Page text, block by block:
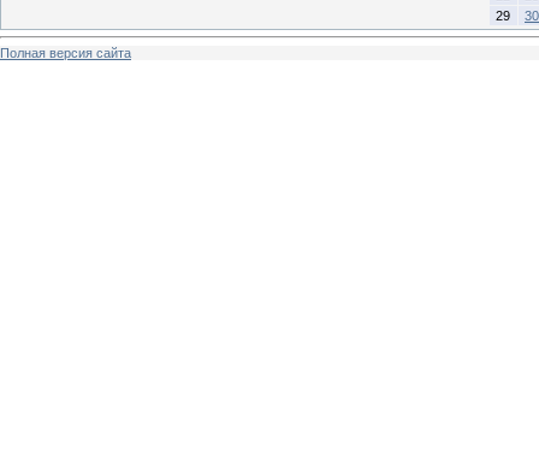
29
30
Полная версия сайта